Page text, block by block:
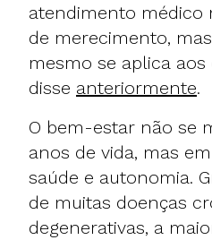
atendimento médico
de merecimento,
mesmo se aplica
disse anteriormente.
O bem-estar não se
anos de vida, mas
saúde e autonomia.
de muitas doenças
degenerativas, a